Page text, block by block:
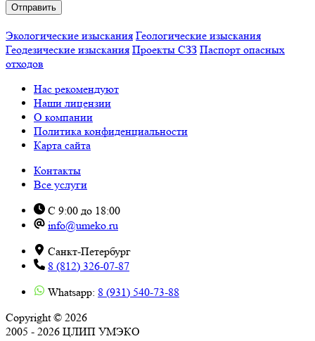
Экологические изыскания Геологические изыскания
Геодезические изыскания Проекты СЗЗ Паспорт опасных
отходов
Нас рекомендуют
Наши лицензии
О компании
Политика конфиденциальности
Карта сайта
Контакты
Все услуги
С 9:00 до 18:00
info@umeko.ru
Санкт-Петербург
8 (812) 326-07-87
Whatsapp: 8 (931) 540-73-88
Copyright © 2026
2005 - 2026 ЦЛИП УМЭКО